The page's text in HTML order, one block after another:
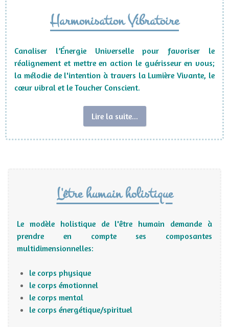
Harmonisation Vibratoire
Canaliser l’Énergie Universelle pour favoriser le
réalignement et mettre en action le guérisseur en vous;
la mélodie de l'intention à travers la Lumière Vivante, le
cœur vibral et le Toucher Conscient.
Lire la suite...
L'être humain holistique
Le modèle holistique de l'être humain demande à
prendre en compte ses composantes
multidimensionnelles:
le corps physique
le corps émotionnel
le corps mental
le corps énergétique/spirituel